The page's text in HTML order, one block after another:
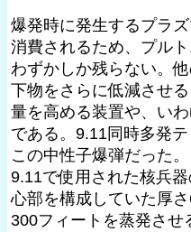
爆発時に発生するプラ
消費されるため、プル
わずかしか残らない。
下物をさらに低減させ
量を高める装置や、い
である。9.11同時多発
この中性子爆弾だった。
9.11で使用された核兵
心部を構成していた厚
300フィートを蒸発させ